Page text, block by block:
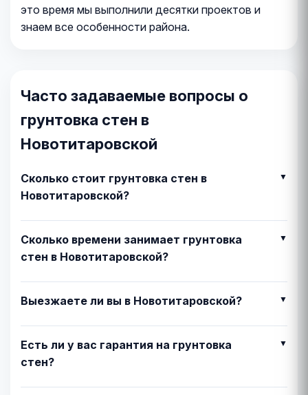
это время мы выполнили десятки проектов и
знаем все особенности района.
Часто задаваемые вопросы о
грунтовка стен в
Новотитаровской
Сколько стоит грунтовка стен в
Новотитаровской?
Сколько времени занимает грунтовка
стен в Новотитаровской?
Выезжаете ли вы в Новотитаровской?
Есть ли у вас гарантия на грунтовка
стен?